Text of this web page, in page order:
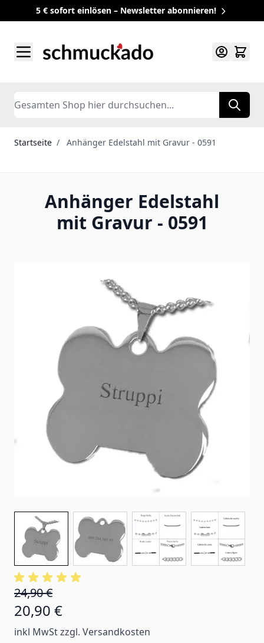
5 € sofort einlösen – Newsletter abonnieren!
Search
Startseite / Anhänger Edelstahl mit Gravur - 0591
Anhänger Edelstahl
mit Gravur - 0591
24,90 €
20,90 €
inkl MwSt zzgl. Versandkosten